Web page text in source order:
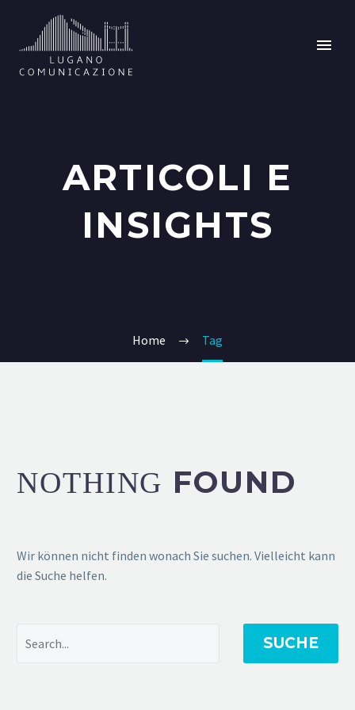
ARTICOLI E
INSIGHTS
Home Tag
NOTHING FOUND
Wir können nicht finden wonach Sie suchen. Vielleicht kann
die Suche helfen.
SUCHE